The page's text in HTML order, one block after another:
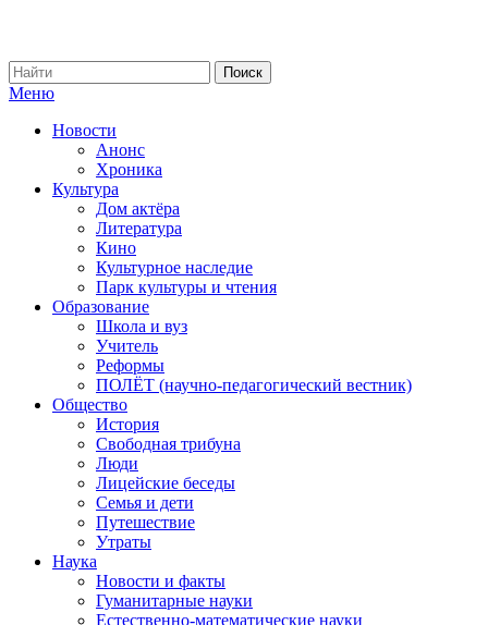
Меню
Новости
Анонс
Хроника
Культура
Дом актёра
Литература
Кино
Культурное наследие
Парк культуры и чтения
Образование
Школа и вуз
Учитель
Реформы
ПОЛЁТ (научно-педагогический вестник)
Общество
История
Свободная трибуна
Люди
Лицейские беседы
Семья и дети
Путешествие
Утраты
Наука
Новости и факты
Гуманитарные науки
Естественно-математические науки